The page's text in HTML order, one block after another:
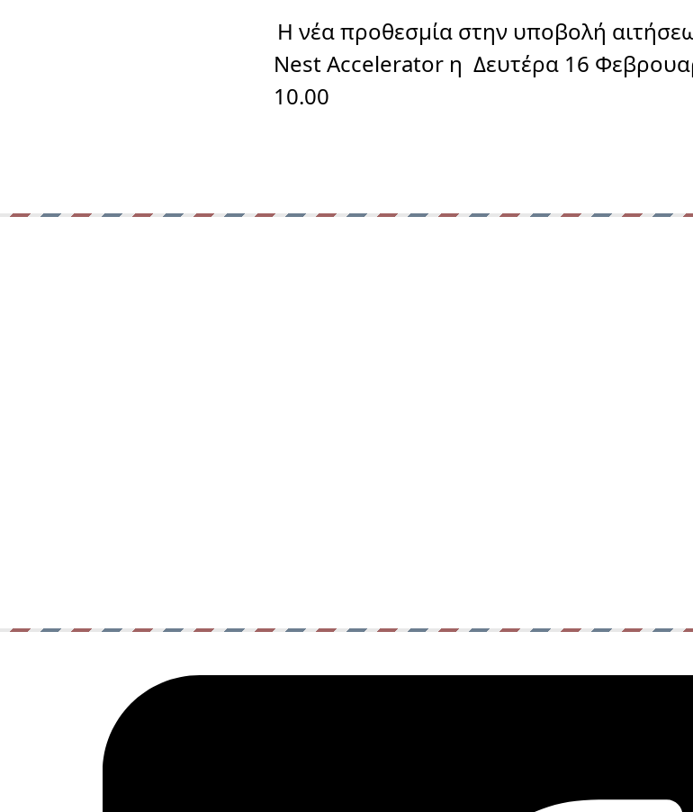
Η νέα προθεσμία στην υποβολή
Nest Accelerator η Δευτέρα 16
10.00